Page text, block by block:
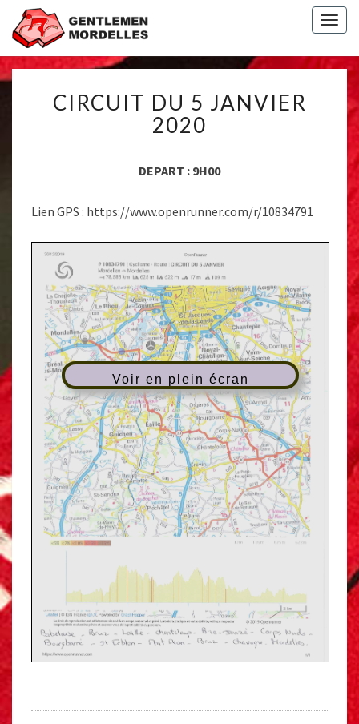
DU
5
JANVIER
CIRCUIT DU 5 JANVIER
2020
DEPART : 9H00
Lien GPS : https://www.openrunner.com/r/10834791
Voir en plein écran